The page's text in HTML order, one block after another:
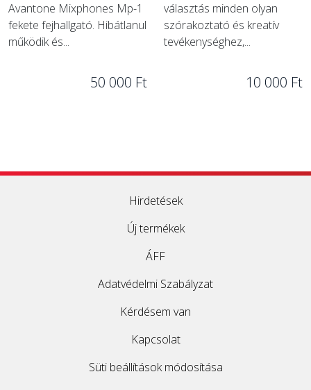
Avantone Mixphones Mp-1
fekete fejhallgató. Hibátlanul
működik és...
50 000 Ft
választás minden olyan
szórakoztató és kreatív
tevékenységhez,...
10 000 Ft
Hirdetések
Új termékek
ÁFF
Adatvédelmi Szabályzat
Kérdésem van
Kapcsolat
Süti beállítások módosítása